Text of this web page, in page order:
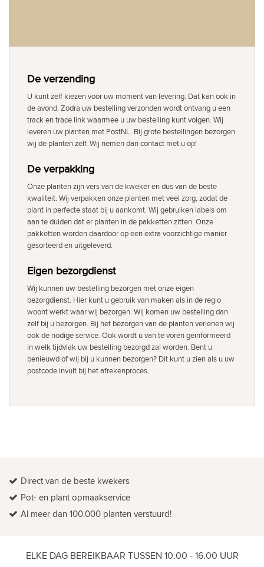
De verzending
U kunt zelf kiezen voor uw moment van levering. Dat kan ook in
de avond. Zodra uw bestelling verzonden wordt ontvang u een
track en trace link waarmee u uw bestelling kunt volgen. Wij
leveren uw planten met PostNL. Bij grote bestellingen bezorgen
wij de planten zelf. Wij nemen dan contact met u op!
De verpakking
Onze planten zijn vers van de kweker en dus van de beste
kwaliteit. Wij verpakken onze planten met veel zorg, zodat de
plant in perfecte staat bij u aankomt. Wij gebruiken labels om
aan te duiden dat er planten in de pakketten zitten. Onze
pakketten worden daardoor op een extra voorzichtige manier
gesorteerd en uitgeleverd.
Eigen bezorgdienst
Wij kunnen uw bestelling bezorgen met onze eigen
bezorgdienst. Hier kunt u gebruik van maken als in de regio
woont werkt waar wij bezorgen. Wij komen uw bestelling dan
zelf bij u bezorgen. Bij het bezorgen van de planten verlenen wij
ook de nodige service. Ook wordt u van te voren geïnformeerd
in welk tijdvlak uw bestelling bezorgd zal worden. Bent u
benieuwd of wij bij u kunnen bezorgen? Dit kunt u zien als u uw
postcode invult bij het afrekenproces.
Direct van de beste kwekers
Pot- en plant opmaakservice
Al meer dan 100.000 planten verstuurd!
ELKE DAG BEREIKBAAR TUSSEN 10.00 - 16.00 UUR